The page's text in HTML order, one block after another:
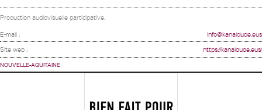
Production audiovisuelle participative.
E-mail : info@kanaldude.eus
Site web : https://kanaldude.eus/
NOUVELLE-AQUITAINE